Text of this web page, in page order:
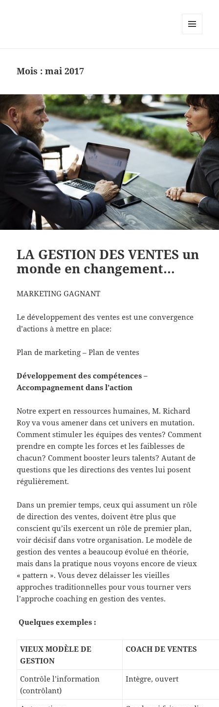
Mois :mai 2017
LA GESTION DES VENTES un
monde en changement…
MARKETING GAGNANT
Le développement des ventes est une convergence
d’actions à mettre en place:
Plan de marketing – Plan de ventes
Développement des compétences –
Accompagnement dans l’action
Notre expert en ressources humaines, M. Richard
Roy va vous amener dans cet univers en mutation.
Comment stimuler les équipes des ventes? Comment
prendre en compte les forces et les faiblesses de
chacun? Comment booster leurs talents? Autant de
questions que les directions des ventes lui posent
régulièrement.
Dans un premier temps, ceux qui assument un rôle
de direction des ventes, doivent être plus que
conscient qu’ils exercent un rôle de premier plan,
voir décisif dans votre organisation. Le modèle de
gestion des ventes a beaucoup évolué en théorie,
mais dans la pratique nous voyons encore de vieux
« pattern ». Vous devez délaisser les vieilles
approches traditionnelles pour vous tourner vers
l’approche coaching en gestion des ventes.
Quelques exemples :
VIEUX MODÈLE DE
GESTION
COACH DE VENTES
Contrôle l’information
(contrôlant)
Intègre, ouvert